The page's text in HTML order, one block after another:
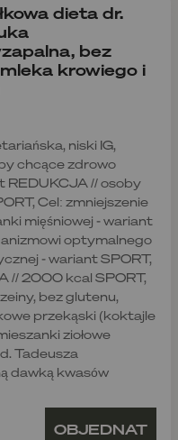
dieta dr.
bez
krowiego i
niski IG,
chcące zdrowo
REDUKCJA // osoby
Cel: zmniejszenie
mięśniowej - wariant
optymalnego
- wariant SPORT,
// 2000 kcal SPORT,
bez glutenu,
przekąski (koktajle
ziołowe
Tadeusza
dawką kwasów
OBJEDNAT